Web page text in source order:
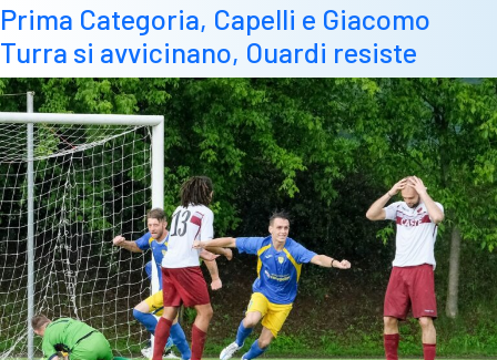
rinforzi
Prima Categoria, Capelli e Giacomo
Turra si avvicinano, Ouardi resiste